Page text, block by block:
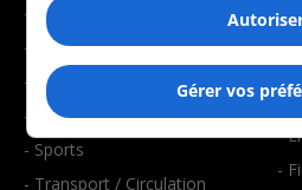
- Éducation
- Environnement
- Faits divers
- Santé et bien-être
- Sports
- Transport / Circulation
-
-
-
-
-
Gérer vos